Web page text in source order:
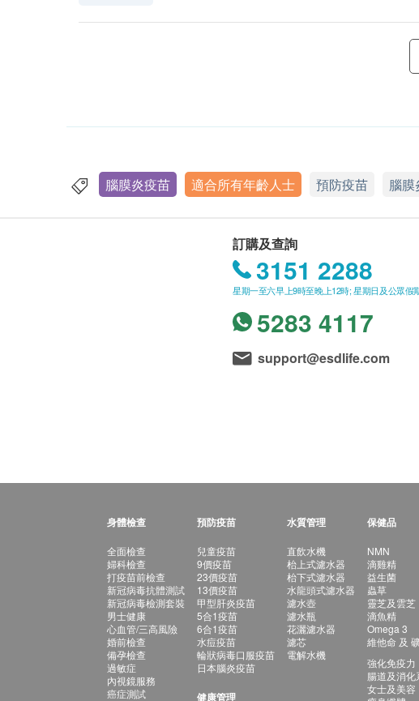
腦膜炎疫苗 適合所有年齡人士 預防疫苗 腦膜
訂購及查詢
3151 2288
星期一至六早上9時至晚上12時; 星期日及公眾假
5283 4117
support@esdlife.com
身體檢查
全面檢查
婦科檢查
打疫苗前檢查
新冠病毒抗體測試
新冠病毒檢測套裝
男士健康
心血管/三高風險
婚前檢查
備孕檢查
過敏症
內視鏡服務
癌症測試
預防疫苗
兒童疫苗
9價疫苗
23價疫苗
13價疫苗
甲型肝炎疫苗
5合1疫苗
6合1疫苗
水痘疫苗
輪狀病毒口服疫苗
日本腦炎疫苗
健康管理
水質管理
直飲水機
枱上式濾水器
枱下式濾水器
水龍頭式濾水器
濾水壺
濾水瓶
花灑濾水器
濾芯
電解水機
保健品
NMN
滴雞精
益生菌
蟲草
靈芝及雲芝
滴魚精
Omega 3
維他命 及
強化免疫力
腸道及消
女士及美容